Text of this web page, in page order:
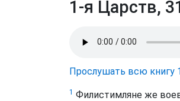
1-я Царств,
Прослушать всю книгу
1 Филистимляне же